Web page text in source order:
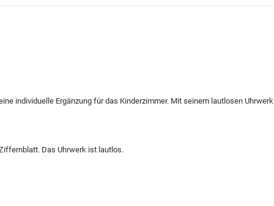
individuelle Ergänzung für das Kinderzimmer. Mit seinem lautlosen Uhrwerk
Das Uhrwerk ist lautlos.